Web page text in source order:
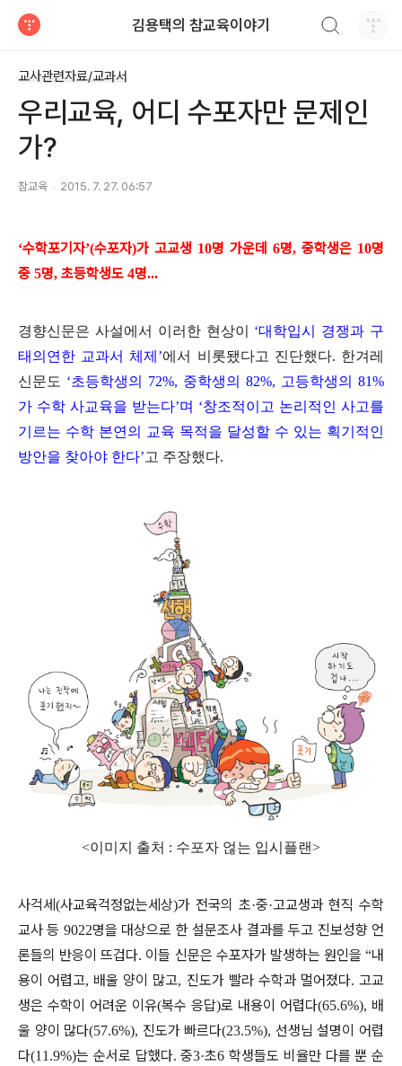
김용택의 참교육이야기
교사관련자료/교과서
우리교육, 어디 수포자만 문제인
가?
참교육 2015. 7. 27. 06:57
‘수학포기자’(수포자)가 고교생 10명 가운데 6명, 중학생은 10명
중 5명, 초등학생도 4명...
경향신문은 사설에서 이러한 현상이 ‘대학입시 경쟁과 구
태의연한 교과서 체제 ’에서 비롯됐다고 진단했다. 한겨레
신문도 ‘초등학생의 72%, 중학생의 82%, 고등학생의 81%
가 수학 사교육을 받는다’며 ‘창조적이고 논리적인 사고를
기르는 수학 본연의 교육 목적을 달성할 수 있는 획기적인
방안을 찾아야 한다’고 주장했다.
<이미지 출처 : 수포자 얺는 입시플랜>
사걱세 (사교육걱정없는세상)가 전국의 초·중·고교생과 현직 수학
교사 등 9022명을 대상으로 한 설문조사 결과를 두고 진보성향 언
론들의 반응이 뜨겁다. 이들 신문은 수포자가 발생하는 원인을 “내
용이 어렵고, 배울 양이 많고, 진도가 빨라 수학과 멀어졌다. 고교
생은 수학이 어려운 이유(복수 응답)로 내용이 어렵다(65.6%), 배
울 양이 많다(57.6%), 진도가 빠르다(23.5%), 선생님 설명이 어렵
다(11.9%)는 순서로 답했다.중3·초6 학생들도 비율만 다를 뿐 순